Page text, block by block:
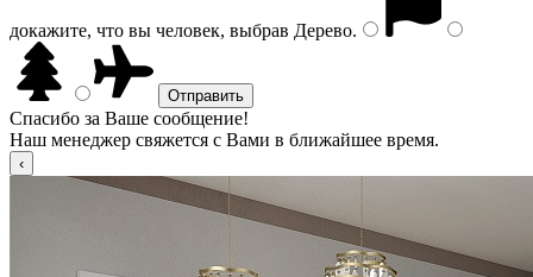
докажите, что вы человек, выбрав Дерево.
Спасибо за Ваше сообщение!
Наш менеджер свяжется с Вами в ближайшее время.